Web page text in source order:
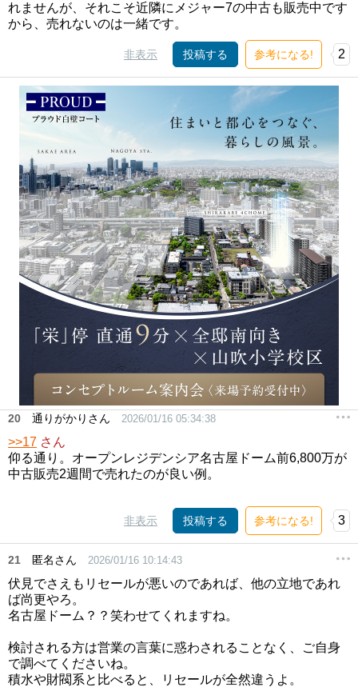
れませんが、それこそ近隣にメジャー7の中古も販売中です
から、売れないのは一緒です。
非表示 投稿する 参考になる! 2
20 通りがかりさん 2026/01/16 05:34:38
>>17 さん
仰る通り。オープンレジデンシア名古屋ドーム前6,800万が
中古販売2週間で売れたのが良い例。
非表示 投稿する 参考になる! 3
21 匿名さん 2026/01/16 10:14:43
伏見でさえもリセールが悪いのであれば、他の立地であれ
ば尚更やろ。
名古屋ドーム？？笑わせてくれますね。
検討される方は営業の言葉に惑わされることなく、ご自身
で調べてくださいね。
積水や財閥系と比べると、リセールが全然違うよ。